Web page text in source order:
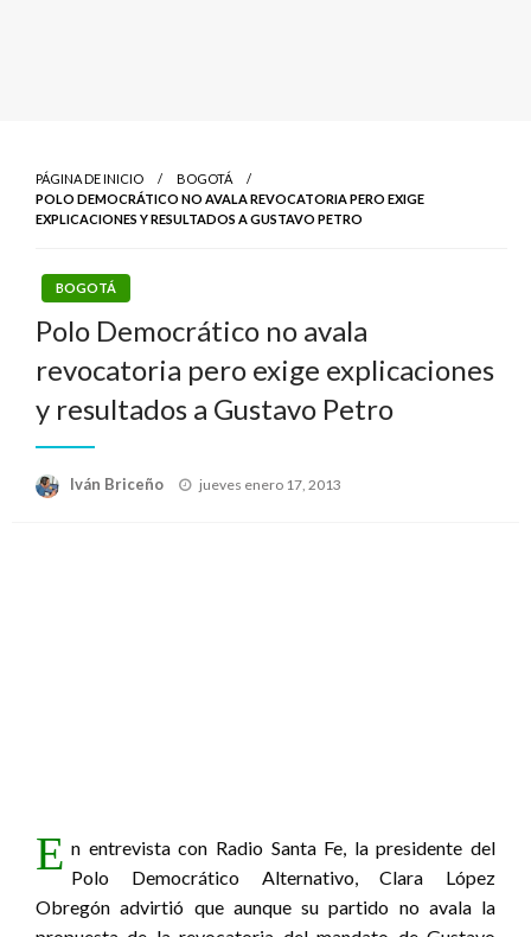
PÁGINA DE INICIO
BOGOTÁ
POLO DEMOCRÁTICO NO AVALA REVOCATORIA PERO EXIGE
EXPLICACIONES Y RESULTADOS A GUSTAVO PETRO
BOGOTÁ
Polo Democrático no avala
revocatoria pero exige explicaciones
y resultados a Gustavo Petro
Iván Briceño
Publicado
jueves enero 17, 2013
E n entrevista con Radio Santa Fe, la presidente del
Polo Democrático Alternativo, Clara López
Obregón advirtió que aunque su partido no avala la